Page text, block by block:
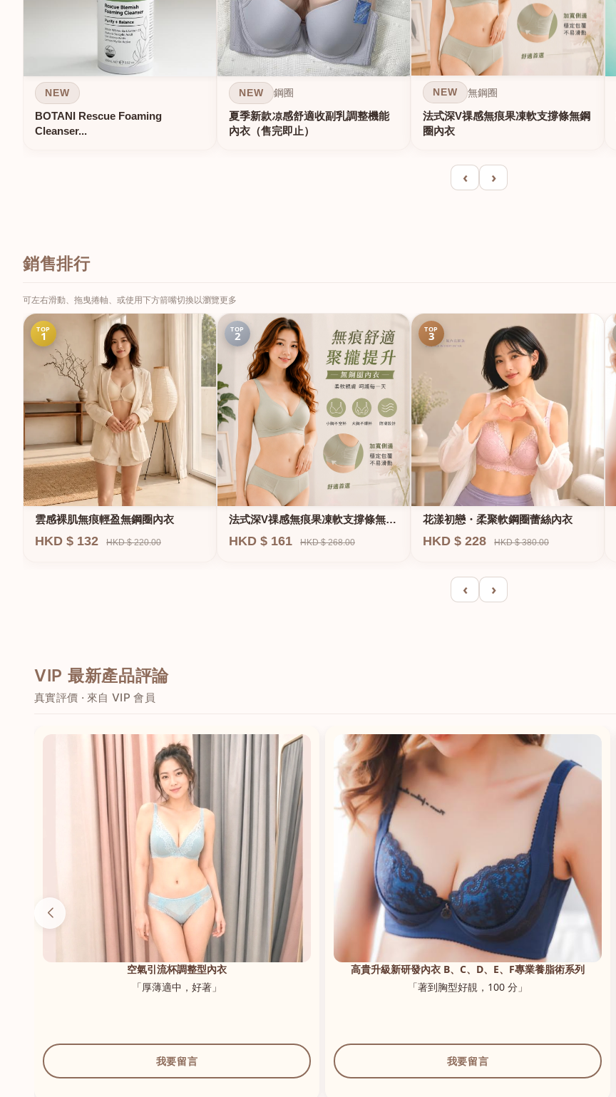
NEW
BOTANI Rescue Foaming
Cleanser...
NEW 鋼圈
夏季新款凉感舒適收副乳調整機能
內衣（售完即止）
NEW 無鋼圈
法式深V祼感無痕果凍軟支撐條無鋼
圈內衣
‹ ›
銷售排行
可左右滑動、拖曳捲軸、或使用下方箭嘴切換以瀏覽更多
TOP
1
雲感裸肌無痕輕盈無鋼圈內衣
HKD $ 132 HKD $ 220.00
TOP
2
法式深V祼感無痕果凍軟支撐條無鋼
圈內衣
HKD $ 161 HKD $ 268.00
TOP
3
花漾初戀・柔聚軟鋼圈蕾絲內衣
HKD $ 228 HKD $ 380.00
‹ ›
VIP 最新產品評論
真實評價 · 來自 VIP 會員
空氣引流杯調整型內衣
「厚薄適中，好著」
我要留言
高貴升級新研發內衣 B、C、D、E、F專業養脂術系列
「著到胸型好靚，100 分」
我要留言